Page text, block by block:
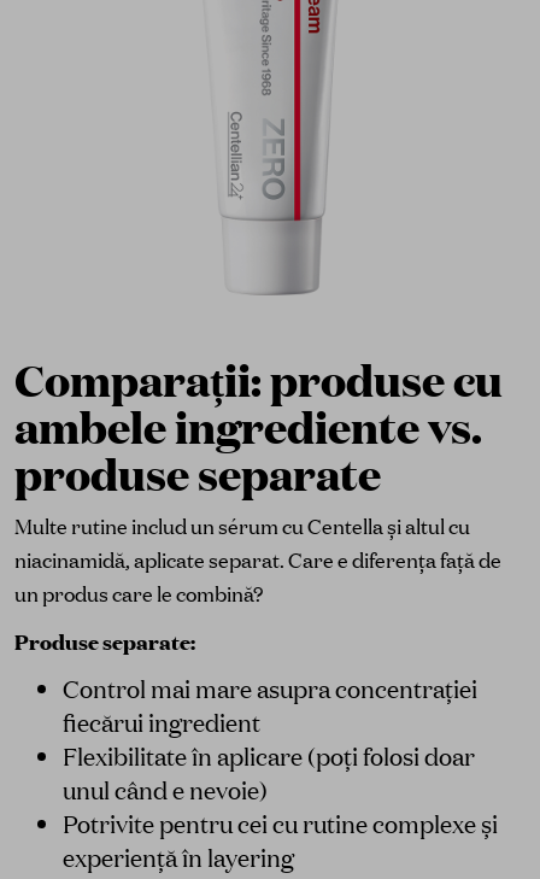
Comparații: produse cu
ambele ingrediente vs.
produse separate
Multe rutine includ un sérum cu Centella și altul cu
niacinamidă, aplicate separat. Care e diferența față de
un produs care le combină?
Produse separate:
Control mai mare asupra concentrației
fiecărui ingredient
Flexibilitate în aplicare (poți folosi doar
unul când e nevoie)
Potrivite pentru cei cu rutine complexe și
experiență în layering